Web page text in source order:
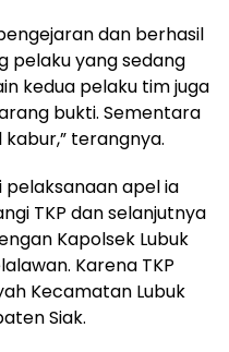
dan berhasil
pelaku yang sedang
kedua pelaku tim juga
bukti. Sementara
terangnya.
pelaksanaan apel ia
TKP dan selanjutnya
Kapolsek Lubuk
Karena TKP
Kecamatan Lubuk
Siak.